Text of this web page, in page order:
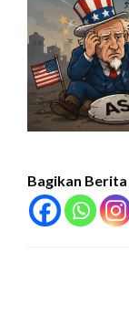
Bagikan Berita